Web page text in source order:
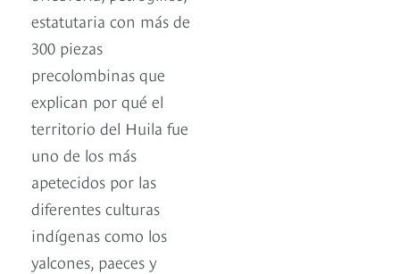
estatutaria con más de
300 piezas
precolombinas que
explican por qué el
territorio del Huila fue
uno de los más
apetecidos por las
diferentes culturas
indígenas como los
yalcones, paeces y